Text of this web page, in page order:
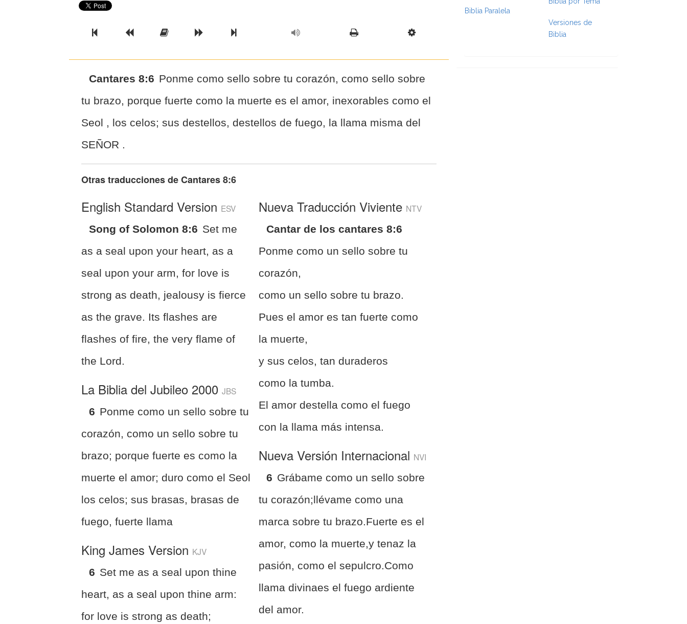
Previous BookPrevious Chapter
Read the Full Chapter
Next Chapter
Next Book Scripture Formatting
Cantares 8:6 Ponme como sello sobre tu corazón, como sello sobre
tu brazo, porque fuerte como la muerte es el amor, inexorables como el
Seol , los celos; sus destellos, destellos de fuego, la llama misma del
SEÑOR .
Otras traducciones deCantares 8:6
English Standard Version ESV
Song of Solomon 8:6 Set me
as a seal upon your heart, as a
seal upon your arm, for love is
strong as death, jealousy is fierce
as the grave. Its flashes are
flashes of fire, the very flame of
the Lord.
La Biblia del Jubileo 2000JBS
6 Ponme como un sello sobre tu
corazón, como un sello sobre tu
brazo; porque fuerte es como la
muerte el amor; duro como el Seol
los celos; sus brasas, brasas de
fuego, fuerte llama
King James Version KJV
6 Set me as a seal upon thine
heart, as a seal upon thine arm:
for love is strong as death;
Nueva Traducción Viviente NTV
Cantar de los cantares 8:6
Ponme como un sello sobre tu
corazón,
como un sello sobre tu brazo.
Pues el amor es tan fuerte como
la muerte,
y sus celos, tan duraderos
como la tumba.
El amor destella como el fuego
con la llama más intensa.
Nueva Versión Internacional NVI
6 Grábame como un sello sobre
tu corazón;llévame como una
marca sobre tu brazo.Fuerte es el
amor, como la muerte,y tenaz la
pasión, como el sepulcro.Como
llama divinaes el fuego ardiente
del amor.
Biblia Paralela
Versiones de
Biblia